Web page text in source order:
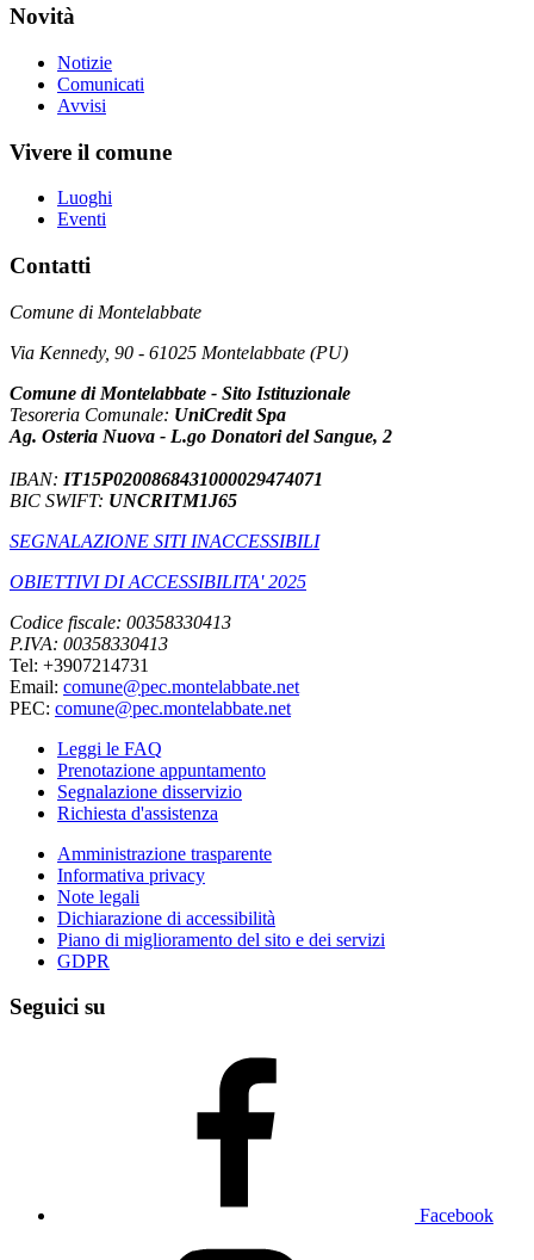
Novità
Notizie
Comunicati
Avvisi
Vivere il comune
Luoghi
Eventi
Contatti
Comune di Montelabbate
Via Kennedy, 90 - 61025 Montelabbate (PU)
Comune di Montelabbate - Sito Istituzionale
Tesoreria Comunale: UniCredit Spa
Ag. Osteria Nuova - L.go Donatori del Sangue, 2
IBAN: IT15P0200868431000029474071
BIC SWIFT: UNCRITM1J65
SEGNALAZIONE SITI INACCESSIBILI
OBIETTIVI DI ACCESSIBILITA' 2025
Codice fiscale: 00358330413
P.IVA: 00358330413
Tel: +3907214731
Email: comune@pec.montelabbate.net
PEC: comune@pec.montelabbate.net
Leggi le FAQ
Prenotazione appuntamento
Segnalazione disservizio
Richiesta d'assistenza
Amministrazione trasparente
Informativa privacy
Note legali
Dichiarazione di accessibilità
Piano di miglioramento del sito e dei servizi
GDPR
Seguici su
Facebook